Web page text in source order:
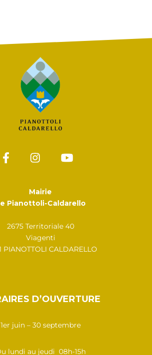
Mairie
Pianottoli-Caldarello
2675 Territoriale 40
Viagenti
PIANOTTOLI CALDARELLO
D’OUVERTURE
1er juin – 30 septembre
lundi au jeudi 08h-15h